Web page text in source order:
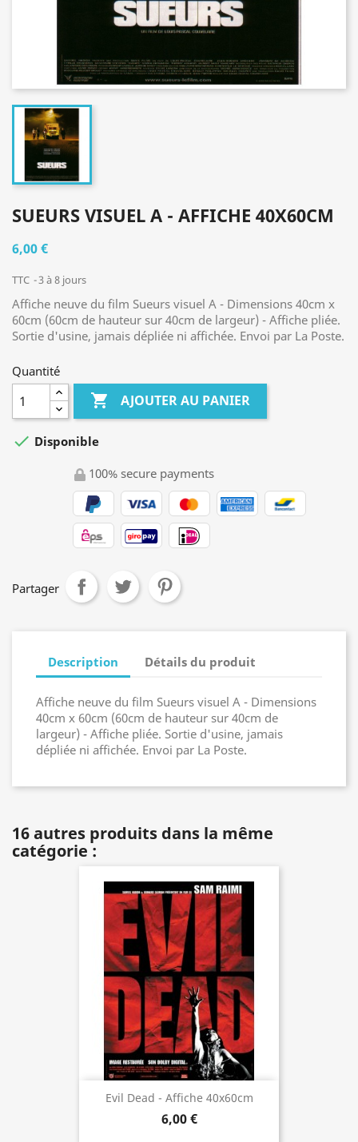
SUEURS VISUEL A - AFFICHE 40X60CM
6,00 €
TTC 3 à 8 jours
Affiche neuve du film Sueurs visuel A - Dimensions 40cm x
60cm (60cm de hauteur sur 40cm de largeur) - Affiche pliée.
Sortie d'usine, jamais dépliée ni affichée. Envoi par La Poste.
Quantité
 AJOUTER AU PANIER
 Disponible
100% secure payments
Partager
Description Détails du produit
Affiche neuve du film Sueurs visuel A - Dimensions
40cm x 60cm (60cm de hauteur sur 40cm de
largeur) - Affiche pliée. Sortie d'usine, jamais
dépliée ni affichée. Envoi par La Poste.
16 autres produits dans la même
catégorie :
Evil Dead - Affiche 40x60cm
6,00 €